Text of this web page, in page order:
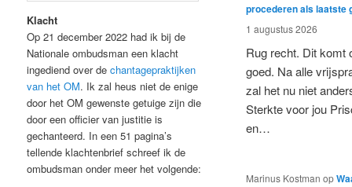
Klacht
Op 21 december 2022 had ik bij de
Nationale ombudsman een klacht
ingediend over dechantagepraktijken
van het OM. Ik zal heus niet de enige
door het OM gewenste getuige zijn die
door een officier van justitie is
gechanteerd. In een 51 pagina’s
tellende klachtenbrief schreef ik de
ombudsman onder meer het volgende:
procederen als laatste
1 augustus 2026
Rug recht. Dit komt
goed. Na alle
zal het nu niet
Sterkte voor jou
en…
Marinus Kostman op